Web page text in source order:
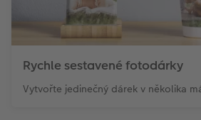
Rychle sestavené fotodárky
Vytvořte jedinečný dárek v několika